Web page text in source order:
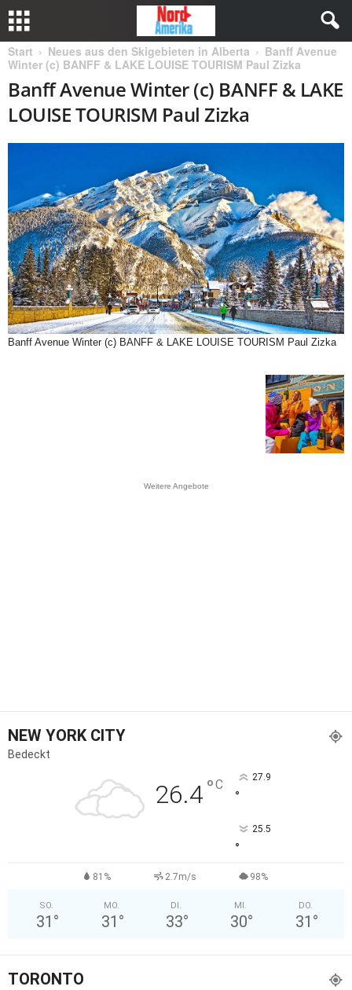
Start Neues aus den Skigebieten in Alberta
Banff Avenue
Winter (c) BANFF & LAKE LOUISE TOURISM Paul Zizka
Banff Avenue Winter (c) BANFF & LAKE
LOUISE TOURISM Paul Zizka
Banff Avenue Winter (c) BANFF & LAKE LOUISE TOURISM Paul Zizka
Weitere Angebote
NEW YORK CITY
Bedeckt
26.4°C 27.9
°
25.5
°
81% 2.7m/s 98%
SO.
31 °
MO.
31 °
DI.
33°
MI.
30°
DO.
31 °
TORONTO